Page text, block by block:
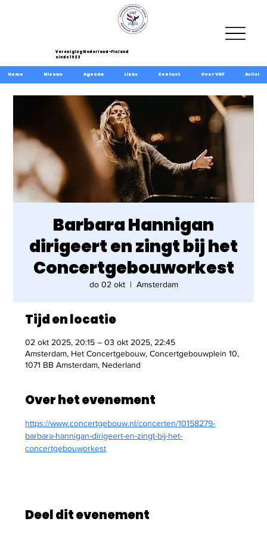
Vereniging Nederland-Finland
sinds 1923
Barbara Hannigan
dirigeert en zingt bij het
Concertgebouworkest
do 02 okt
  |
Amsterdam
Tijd en locatie
02 okt 2025, 20:15 – 03 okt 2025, 22:45
Amsterdam, Het Concertgebouw, Concertgebouwplein 10,
1071 BB Amsterdam, Nederland
Over het evenement
https://www.concertgebouw.nl/concerten/10158279-
barbara-hannigan-dirigeert-en-zingt-bij-het-
concertgebouworkest
Deel dit evenement
Home Nieuws Agenda Links Contact Over VNF Aviisi